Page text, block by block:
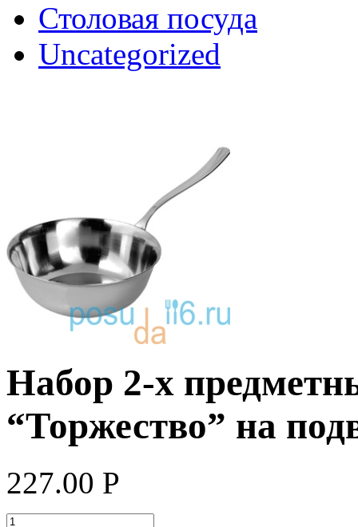
Столовая посуда
Uncategorized
Набор 2-х
“Торжество” на
227.00 Р